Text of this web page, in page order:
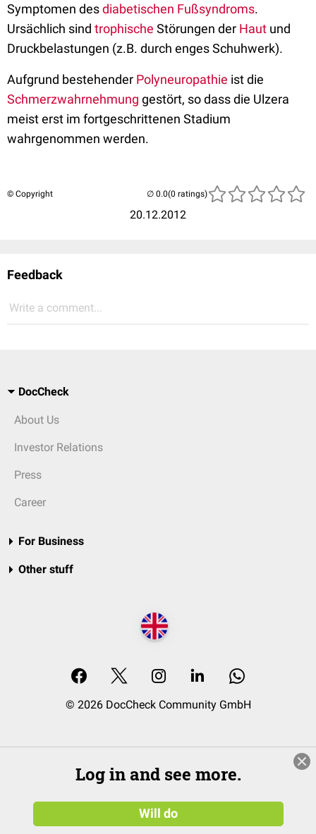
Symptomen desdiabetischen Fußsyndroms.
Ursächlich sind trophische Störungen der Haut und
Druckbelastungen (z.B. durch enges Schuhwerk).
Aufgrund bestehender Polyneuropathie ist die
Schmerzwahrnehmung gestört, so dass die Ulzera
meist erst im fortgeschrittenen Stadium
wahrgenommen werden.
© Copyright
20.12.2012
(0 ratings)
Feedback
Write a comment...
DocCheck
About Us
Investor Relations
Press
Career
For Business
Other stuff
© 2026 DocCheck Community GmbH
Log in and see more.
Will do